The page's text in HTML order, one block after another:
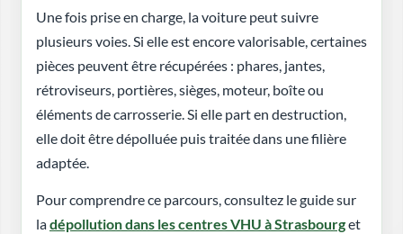
Une fois prise en charge, la voiture peut suivre
plusieurs voies. Si elle est encore valorisable, certaines
pièces peuvent être récupérées : phares, jantes,
rétroviseurs, portières, sièges, moteur, boîte ou
éléments de carrosserie. Si elle part en destruction,
elle doit être dépolluée puis traitée dans une filière
adaptée.
Pour comprendre ce parcours, consultez le guide sur
ladépollution dans les centres VHU à Strasbourget